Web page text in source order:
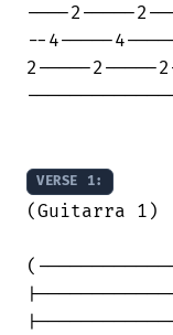
----2-----
--4-----
2-----
VERSE 1:
(Guitarra 1)